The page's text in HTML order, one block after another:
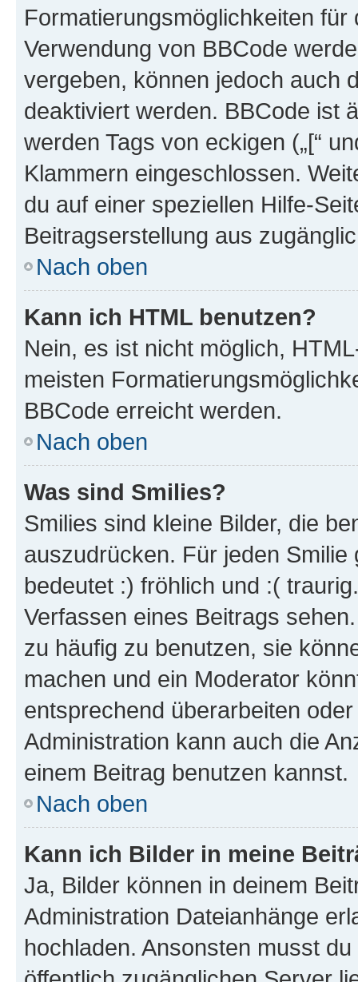
Formatierungsmöglichkeiten
Verwendung von BBCode
vergeben, können jedoch auch
deaktiviert werden. BBCode ist
werden Tags von eckigen („[“
Klammern eingeschlossen.
du auf einer speziellen Hilfe-
Beitragserstellung aus
Nach oben
Kann ich HTML benutzen?
Nein, es ist nicht möglich,
meisten
BBCode erreicht werden.
Nach oben
Was sind Smilies?
Smilies sind kleine Bilder, die
auszudrücken. Für jeden
bedeutet :) fröhlich und :(
Verfassen eines Beitrags
zu häufig zu benutzen, sie
machen und ein Moderator
entsprechend überarbeiten
Administration kann auch die
einem Beitrag benutzen kannst.
Nach oben
Kann ich Bilder in meine
Ja, Bilder können in deinem
Administration Dateianhänge
hochladen. Ansonsten musst